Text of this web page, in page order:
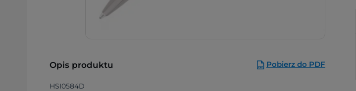
Opis produktu Pobierz do PDF
HSI0584D